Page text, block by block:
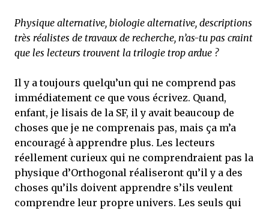
Physique alternative, biologie alternative, descriptions
très réalistes de travaux de recherche, n’as-tu pas craint
que les lecteurs trouvent la trilogie trop ardue ?
Il y a toujours quelqu’un qui ne comprend pas
immédiatement ce que vous écrivez. Quand,
enfant, je lisais de la SF, il y avait beaucoup de
choses que je ne comprenais pas, mais ça m’a
encouragé à apprendre plus. Les lecteurs
réellement curieux qui ne comprendraient pas la
physique d’Orthogonal réaliseront qu’il y a des
choses qu’ils doivent apprendre s’ils veulent
comprendre leur propre univers. Les seuls qui